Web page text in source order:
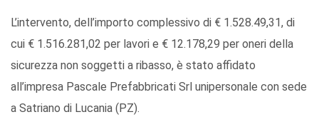
L’intervento, dell’importo complessivo di € 1.528.49,31, di
cui € 1.516.281,02 per lavori e € 12.178,29 per oneri della
sicurezza non soggetti a ribasso, è stato affidato
all’impresa Pascale Prefabbricati Srl unipersonale con sede
a Satriano di Lucania (PZ).